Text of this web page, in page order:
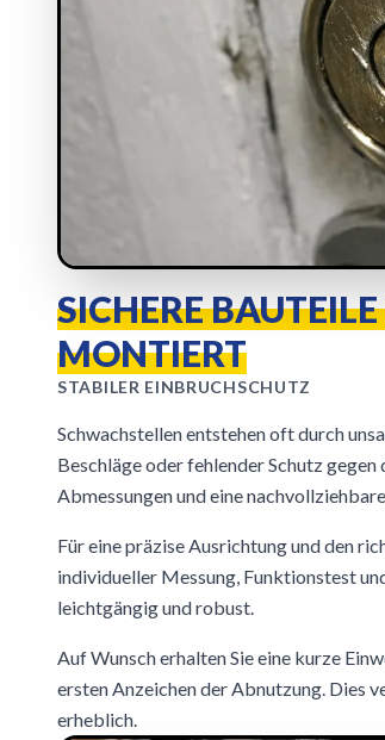
SICHERE
MONTIERT
STABILER EINBRUCHSCHUTZ
Schwachstellen entstehen oft durch
Beschläge oder fehlender Schutz
Abmessungen und eine
Für eine präzise Ausrichtung und den
individueller Messung, Funktionstest
leichtgängig und robust.
Auf Wunsch erhalten Sie eine kurze
ersten Anzeichen der Abnutzung. Dies
erheblich.